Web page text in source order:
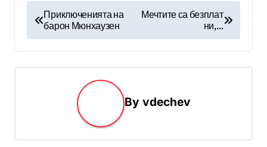
в
и
Приключенията на
барон Мюнхаузен
Мечтите са безплат
ни,…
By vdechev